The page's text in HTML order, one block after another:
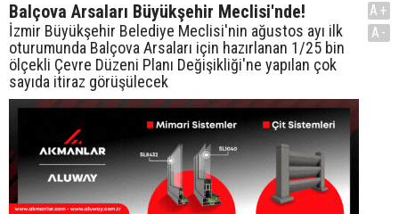
Balçova Arsaları Büyükşehir Meclisi'nde!
İzmir Büyükşehir Belediye Meclisi'nin ağustos ayı ilk
oturumunda Balçova Arsaları için hazırlanan 1/25 bin
ölçekli Çevre Düzeni Planı Değişikliği'ne yapılan çok
sayıda itiraz görüşülecek
A+
A-